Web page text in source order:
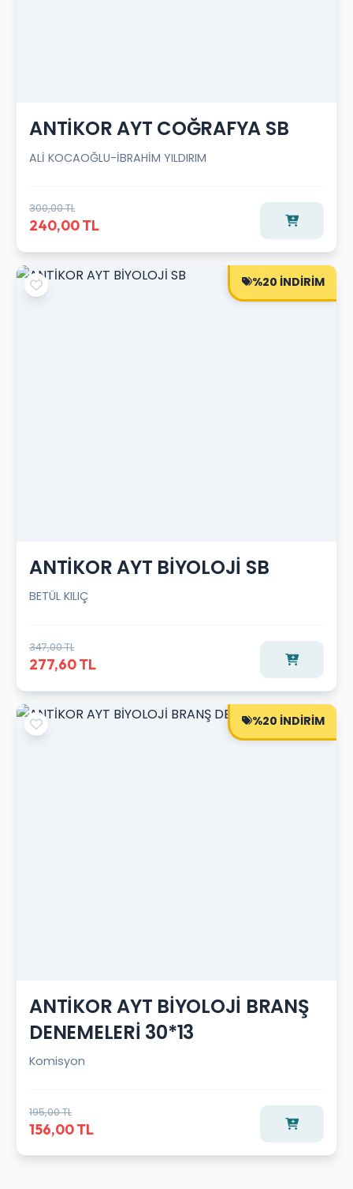
ANTİKOR AYT COĞRAFYA SB
ALİ KOCAOĞLU-İBRAHİM YILDIRIM
300,00 TL
240,00 TL
%20 İNDİRİM
ANTİKOR AYT BİYOLOJİ SB
BETÜL KILIÇ
347,00 TL
277,60 TL
%20 İNDİRİM
ANTİKOR AYT BİYOLOJİ BRANŞ
DENEMELERİ 30*13
Komisyon
195,00 TL
156,00 TL